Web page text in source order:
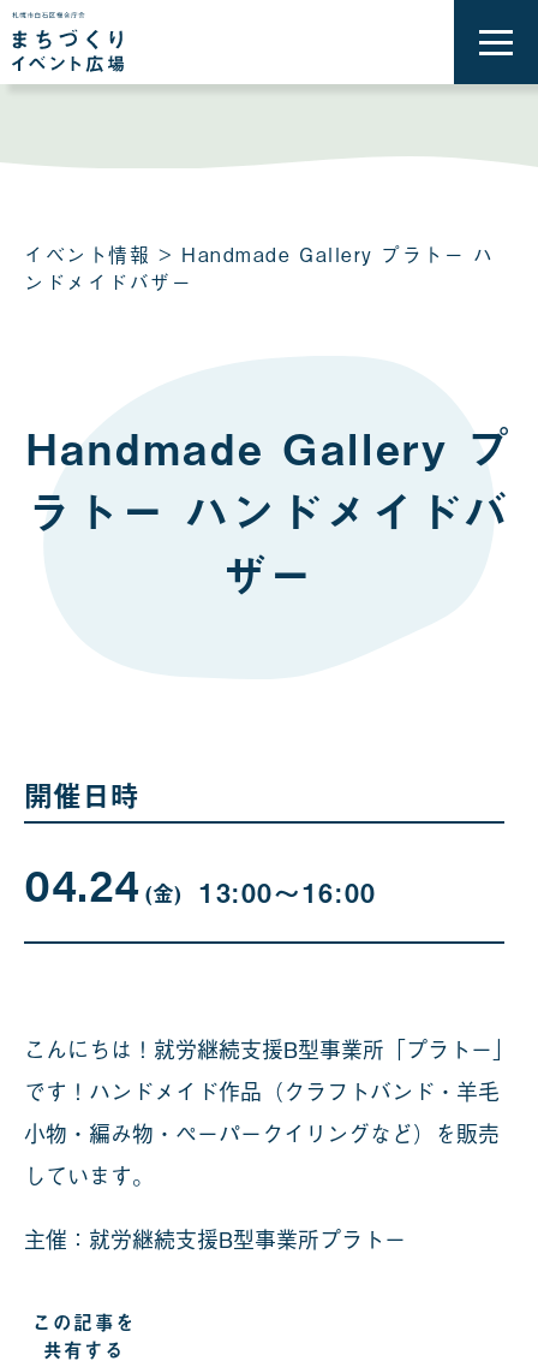
ニ
イベント情報 > Handmade Gallery プラトー ハ
ンドメイドバザー
Handmade Gallery プ
ラトー ハンドメイドバ
ザー
開催日時
04.24月
日
(金日
) 13:00〜16:00
こんにちは！就労継続支援B型事業所「プラトー」
です！ハンドメイド作品（クラフトバンド・羊毛
小物・編み物・ペーパークイリングなど）を販売
しています。
主催：就労継続支援B型事業所プラトー
この記事を
共有する